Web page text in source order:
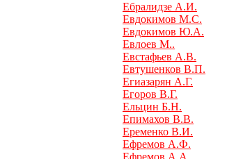
Ебралидзе А.И.
Евдокимов М.С.
Евдокимов Ю.А.
Евлоев М..
Евстафьев А.В.
Евтушенков В.П.
Егиазарян А.Г.
Егоров В.Г.
Ельцин Б.Н.
Епимахов В.В.
Еременко В.И.
Ефремов А.Ф.
Ефремов А.А.